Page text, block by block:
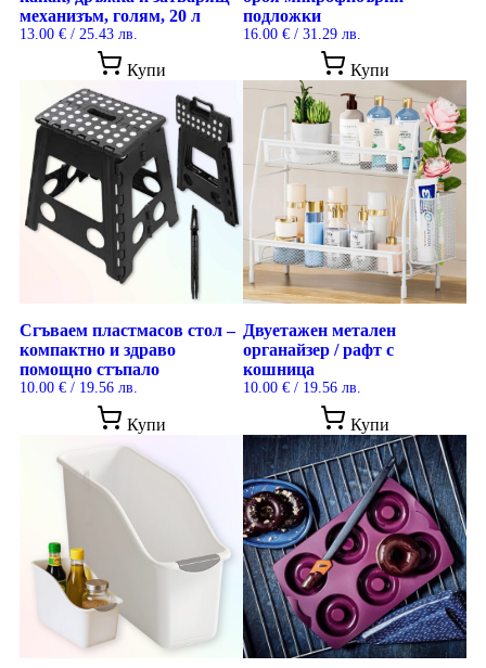
механизъм, голям, 20 л
13.00 € / 25.43 лв.
Купи
подложки
16.00 € / 31.29 лв.
Купи
Сгъваем пластмасов стол –
компактно и здраво
помощно стъпало
10.00 € / 19.56 лв.
Купи
Двуетажен метален
органайзер / рафт с
кошница
10.00 € / 19.56 лв.
Купи